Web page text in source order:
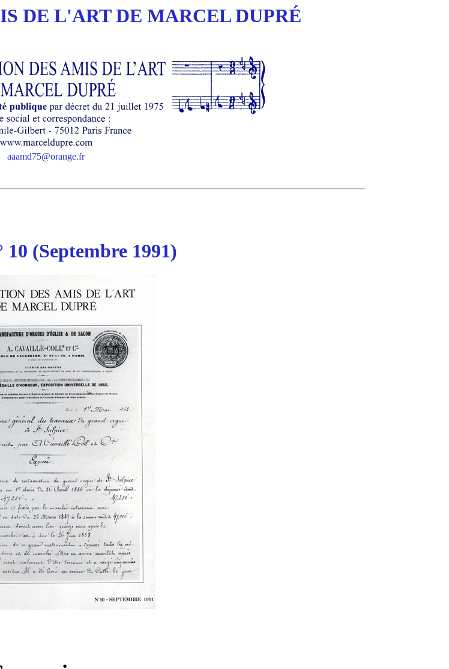
DE L'ART DE MARCEL DUPRÉ
aaamd75@orange.fr
(Septembre 1991)